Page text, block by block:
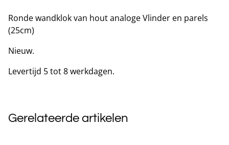
Ronde wandklok van hout analoge Vlinder en parels
(25cm)
Nieuw.
Levertijd 5 tot 8 werkdagen.
Gerelateerde artikelen